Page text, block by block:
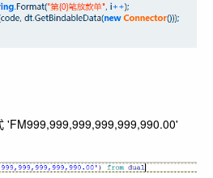
'FM999,999,999,999,999,990.00'